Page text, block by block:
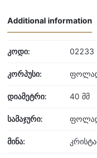
Additional information
კოდი: 02233
კორპუსი:
დიამეტრი: 40 მმ
სამაჯური:
მინა: